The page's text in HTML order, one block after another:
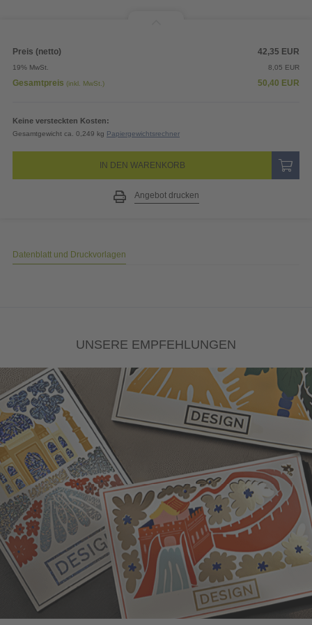
Preis (netto) 42,35 EUR
19% MwSt. 8,05 EUR
Gesamtpreis (inkl. MwSt.) 50,40 EUR
Keine versteckten Kosten:
Gesamtgewicht ca. 0,249 kg Papiergewichtsrechner
IN DEN WARENKORB
Angebot drucken
Datenblatt und Druckvorlagen
UNSERE EMPFEHLUNGEN